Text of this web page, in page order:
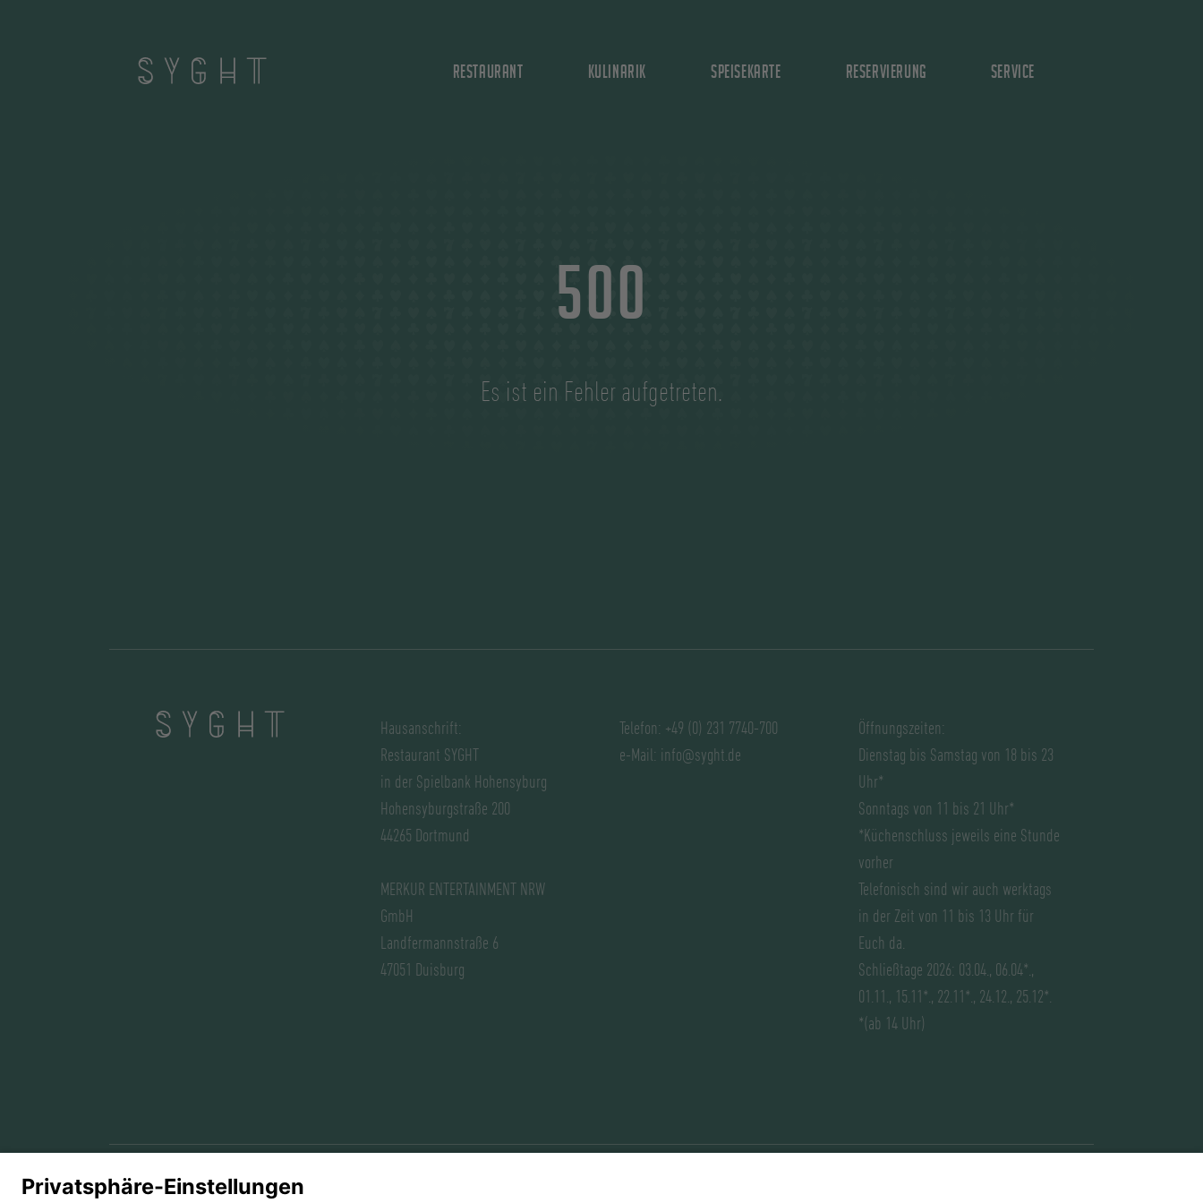
Restaurant Kulinarik Speisekarte Reservierung Service
500
Es ist ein Fehler aufgetreten.
Hausanschrift:
Restaurant SYGHT
in der Spielbank Hohensyburg
Hohensyburgstraße 200
44265 Dortmund
MERKUR ENTERTAINMENT NRW
GmbH
Landfermannstraße 6
47051 Duisburg
Telefon: +49 (0) 231 7740-700
e-Mail: info@syght.de
Öffnungszeiten:
Dienstag bis Samstag von 18 bis 23
Uhr*
Sonntags von 11 bis 21 Uhr*
*Küchenschluss jeweils eine Stunde
vorher
Telefonisch sind wir auch werktags
in der Zeit von 11 bis 13 Uhr für
Euch da.
Schließtage 2026: 03.04., 06.04*.,
01.11., 15.11*., 22.11*., 24.12., 25.12*.
*(ab 14 Uhr)